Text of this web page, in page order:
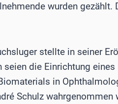
wurden
stellte in seiner
seien die Einrichtung
in
Schulz